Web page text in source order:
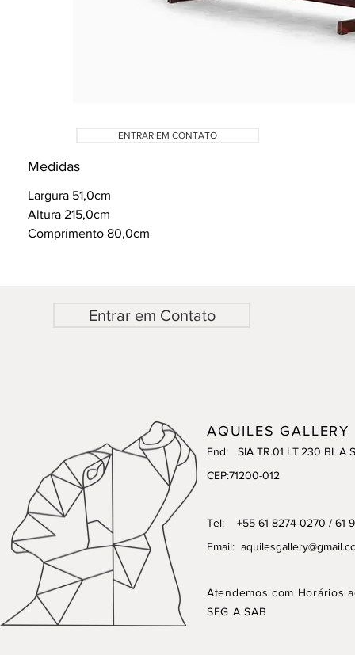
Medidas
Largura 51,0cm
Altura 215,0cm
Comprimento 80,0cm
ENTRAR EM CONTATO
Entrar em Contato
AQUILES GALLERY
End: SIA TR.01 LT.230 BL.A
CEP:71200-012
Tel: +55 61 8274-0270 / 61
Email:
Atendemos com Horários
SEG A SAB